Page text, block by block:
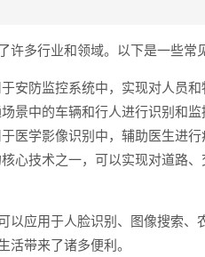
多行业和领域。以下是一些常
安防监控系统中，实现对人员和
景中的车辆和行人进行识别和监
医学影像识别中，辅助医生进行
心技术之一，可以实现对道路
以应用于人脸识别、图像搜索
活带来了诸多便利。